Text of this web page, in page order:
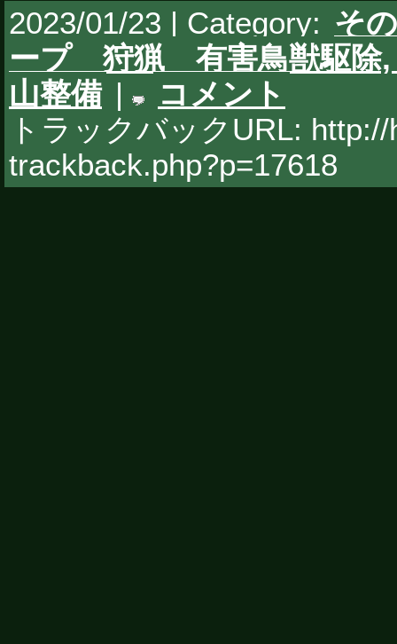
2023/01/23 | Category: そ
ープ 狩猟 有害鳥獣駆除
山整備 |
コメント
トラックバックURL:
trackback.php?p=17618